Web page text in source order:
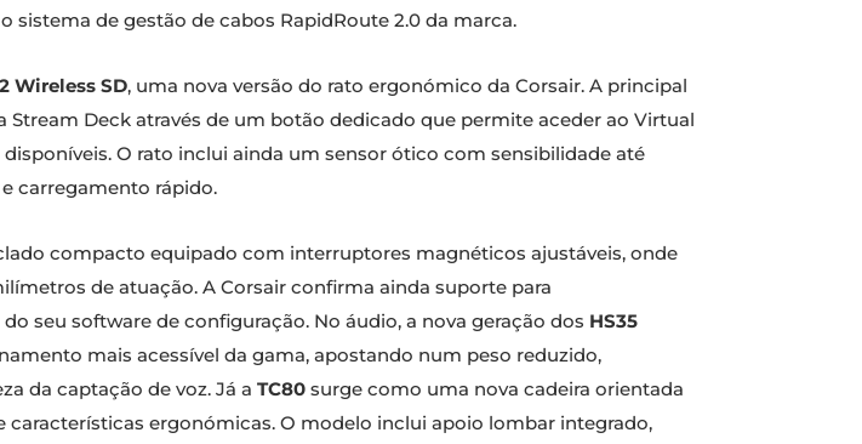
sistema de gestão de cabos RapidRoute 2.0 da marca.
Wireless SD, uma nova versão do rato ergonómico da Corsair. A principal
Deck através de um botão dedicado que permite aceder ao Virtual
O rato inclui ainda um sensor ótico com sensibilidade até
carregamento rápido.
compacto equipado com interruptores magnéticos ajustáveis, onde
de atuação. A Corsair confirma ainda suporte para
seu software de configuração. No áudio, a nova geração dos HS35
mais acessível da gama, apostando num peso reduzido,
da captação de voz. Já a TC80 surge como uma nova cadeira orientada
ergonómicas. O modelo inclui apoio lombar integrado,